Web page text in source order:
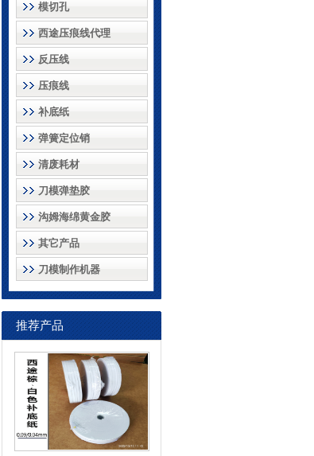
模切孔
西途压痕线代理
反压线
压痕线
补底纸
弹簧定位销
清废耗材
刀模弹垫胶
沟姆海绵黄金胶
其它产品
刀模制作机器
推荐产品